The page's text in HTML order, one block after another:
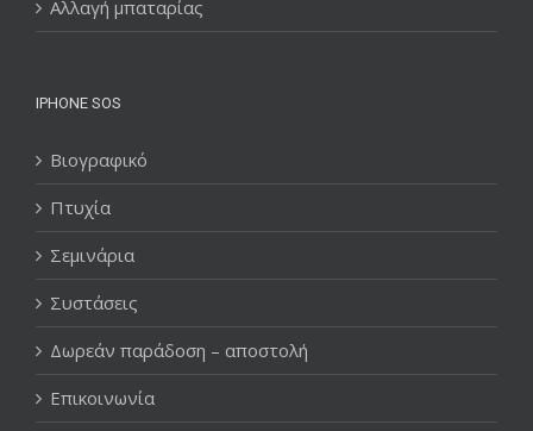
Αλλαγή μπαταρίας
IPHONE SOS
Βιογραφικό
Πτυχία
Σεμινάρια
Συστάσεις
Δωρεάν παράδοση – αποστολή
Επικοινωνία